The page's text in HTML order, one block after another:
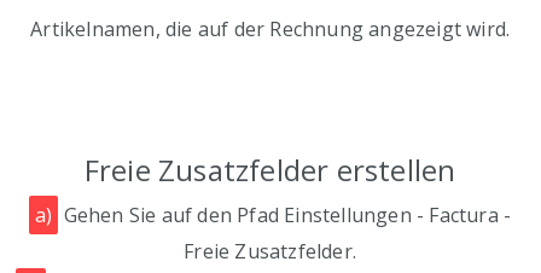
Artikelnamen, die auf der Rechnung angezeigt wird.
Freie Zusatzfelder erstellen
a) Gehen Sie auf den Pfad Einstellungen - Factura -
Freie Zusatzfelder.